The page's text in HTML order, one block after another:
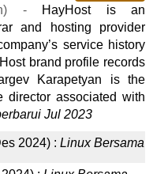
/bln. (Jul 2026) :
: AMD 15.000,00 /bln.
SSD:AMD
) -
HayHost is an
and hosting provider
service history
brand profile records
Karapetyan is the
associated with
Jul 2023
2024) : Linux Bersama